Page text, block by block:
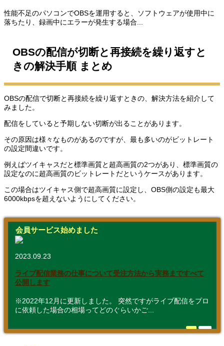
性能不足のパソコンでOBSを運用すると、ソフトウェアが使用中に
落ちたり、録画中にエラーが発生する場合...
OBSの配信が切断と再接続を繰り返すと
きの解決手順 まとめ
OBSの配信で切断と再接続を繰り返すときの、解決方法を紹介して
みました。
配信をしていると予期しない切断が出ることがあります。
その原因は様々なものがあるのですが、最も多いのがビットレート
の設定間違いです。
例えばツイキャスだと標準画質と超高画質の2つがあり、標準画質の
設定なのに超高画質のビットレートだというケースがあります。
この場合はツイキャス側で超高画質に設定し、OBS側の設定も最大
6000kbpsを超えないようにしてください。
会員サービス始めました
2023.09.23
ライブ配信業務の仕事について受注方法から実務まですべて
公開します
※2022年12月に更新しました。 突然ですがライブ配信をプロ
に依頼した場合の相場ってどのぐらいかご...